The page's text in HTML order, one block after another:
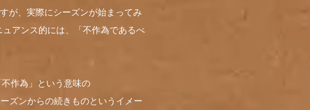
が、実際にシーズンが始まってみ
アンス的には、「不作為であるべ
作為」という意味の
ズンからの続きものというイメー